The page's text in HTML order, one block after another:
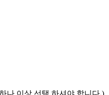
나 이상 선택 하셔야 합니다.)